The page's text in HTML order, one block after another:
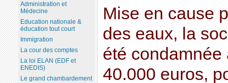
Mise en cause
des eaux, la
été
40.000 euros,
Administration et
Médecine
Education nationale &
éducation tout court
Immigration
La cour des comptes
La loi ELAN (EDF et
ENEDIS)
Le grand chambardement